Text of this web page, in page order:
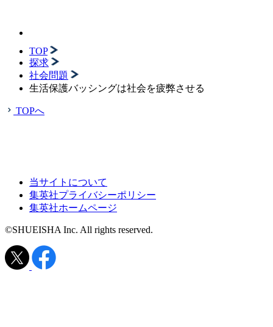
TOP
探求
社会問題
生活保護バッシングは社会を疲弊させる
TOPへ
当サイトについて
集英社プライバシーポリシー
集英社ホームページ
©SHUEISHA Inc. All rights reserved.